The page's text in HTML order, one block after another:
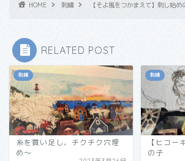
HOME 刺繍 【そよ風をつかまえて】刺し始め
RELATED POST
刺繍
糸を買い足し、チクチク穴埋
め～
刺繍
【ヒコー
の子